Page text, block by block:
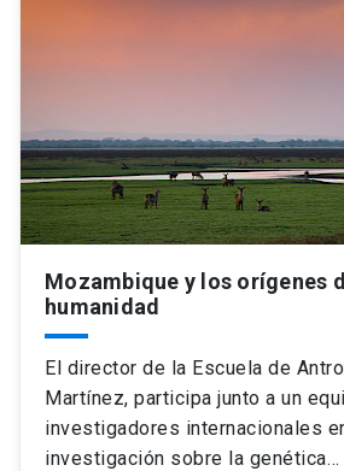
Mozambique y los orígenes
humanidad
El director de la Escuela de
Martínez, participa junto a un
investigadores internacionales
investigación sobre la genética…